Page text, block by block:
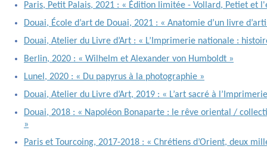
Paris, Petit Palais, 2021 : « Édition limitée - Vollard, Petiet et
Douai, École d’art de Douai, 2021 : « Anatomie d’un livre
Douai, Atelier du Livre d’Art : « L’Imprimerie nationale :
Berlin, 2020 : « Wilhelm et Alexander von Humboldt »
Lunel, 2020 : « Du papyrus à la photographie »
Douai, Atelier du Livre d’Art, 2019 : « L’art sacré à
Douai, 2018 : « Napoléon Bonaparte : le rêve oriental /
»
Paris et Tourcoing, 2017-2018 : « Chrétiens d’Orient, deux